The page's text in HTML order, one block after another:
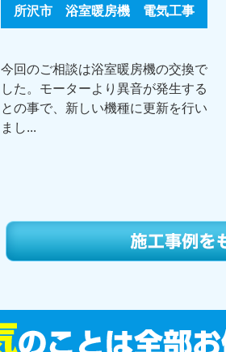
所沢市 浴室暖房機 電気工事
今回のご相談は浴室暖房機の交換で
した。モーターより異音が発生する
との事で、新しい機種に更新を行い
まし...